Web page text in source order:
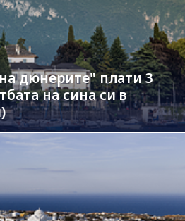
дюнерите" плати 3
на сина си в